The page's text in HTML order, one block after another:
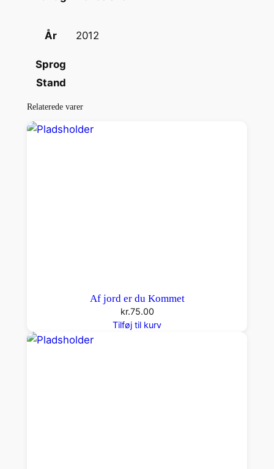
År 2012
Sprog
Stand
Relaterede varer
Af jord er du Kommet
kr.75.00
Tilføj til kurv